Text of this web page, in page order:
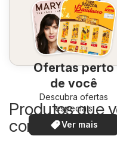
Ofertas perto
de você
Descubra ofertas
especiais
Ver mais
Produtos que
com desconto